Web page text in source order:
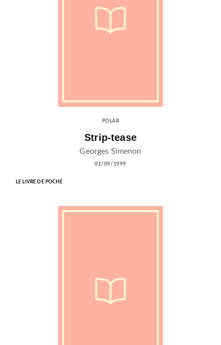
POLAR
Strip-tease
Georges Simenon
01/09/1999
LE LIVRE DE POCHE